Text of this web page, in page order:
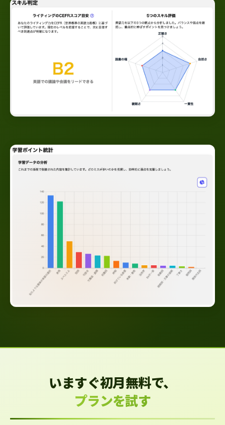
いますぐ初月無料で、
プランを試す